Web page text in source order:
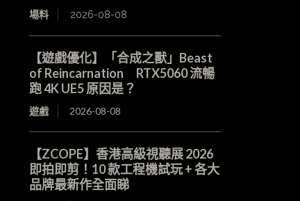
場料 2026-08-08
【遊戲優化】「合成之獸」Beast
of Reincarnation RTX5060 流暢
跑 4K UE5 原因是？
遊戲 2026-08-08
【ZCOPE】香港高級視聽展 2026
即拍即剪！10 款工程機試玩 + 各大
品牌最新作全面睇